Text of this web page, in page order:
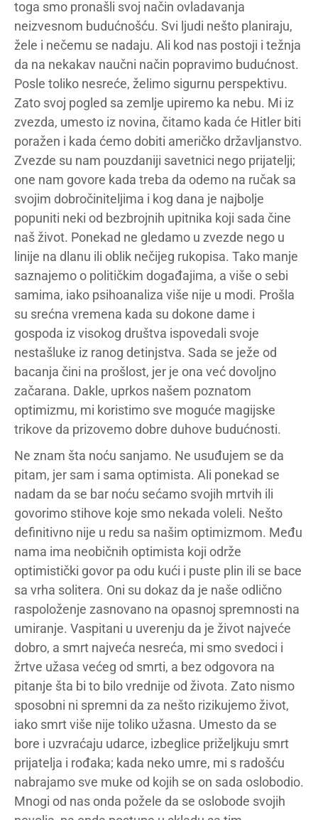
toga smo pronašli svoj način ovladavanja
neizvesnom budućnošću. Svi ljudi nešto planiraju,
žele i nečemu se nadaju. Ali kod nas postoji i težnja
da na nekakav naučni način popravimo budućnost.
Posle toliko nesreće, želimo sigurnu perspektivu.
Zato svoj pogled sa zemlje upiremo ka nebu. Mi iz
zvezda, umesto iz novina, čitamo kada će Hitler biti
poražen i kada ćemo dobiti američko državljanstvo.
Zvezde su nam pouzdaniji savetnici nego prijatelji;
one nam govore kada treba da odemo na ručak sa
svojim dobročiniteljima i kog dana je najbolje
popuniti neki od bezbrojnih upitnika koji sada čine
naš život. Ponekad ne gledamo u zvezde nego u
linije na dlanu ili oblik nečijeg rukopisa. Tako manje
saznajemo o političkim događajima, a više o sebi
samima, iako psihoanaliza više nije u modi. Prošla
su srećna vremena kada su dokone dame i
gospoda iz visokog društva ispovedali svoje
nestašluke iz ranog detinjstva. Sada se ježe od
bacanja čini na prošlost, jer je ona već dovoljno
začarana. Dakle, uprkos našem poznatom
optimizmu, mi koristimo sve moguće magijske
trikove da prizovemo dobre duhove budućnosti.
Ne znam šta noću sanjamo. Ne usuđujem se da
pitam, jer sam i sama optimista. Ali ponekad se
nadam da se bar noću sećamo svojih mrtvih ili
govorimo stihove koje smo nekada voleli. Nešto
definitivno nije u redu sa našim optimizmom. Među
nama ima neobičnih optimista koji održe
optimistički govor pa odu kući i puste plin ili se bace
sa vrha solitera. Oni su dokaz da je naše odlično
raspoloženje zasnovano na opasnoj spremnosti na
umiranje. Vaspitani u uverenju da je život najveće
dobro, a smrt najveća nesreća, mi smo svedoci i
žrtve užasa većeg od smrti, a bez odgovora na
pitanje šta bi to bilo vrednije od života. Zato nismo
sposobni ni spremni da za nešto rizikujemo život,
iako smrt više nije toliko užasna. Umesto da se
bore i uzvraćaju udarce, izbeglice priželjkuju smrt
prijatelja i rođaka; kada neko umre, mi s radošću
nabrajamo sve muke od kojih se on sada oslobodio.
Mnogi od nas onda požele da se oslobode svojih